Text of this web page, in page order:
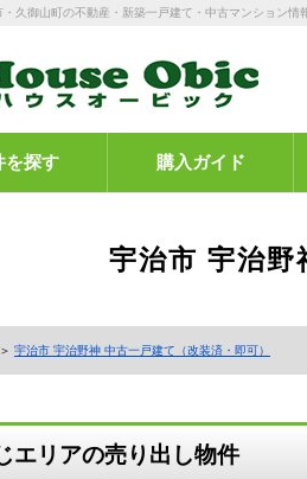
・久御山町の不動産・新築一戸建て・中古マンション情
を探す 購入ガイド
宇治市 宇治野
＞ 宇治市 宇治野神 中古一戸建て（改装済・即可）
エリアの売り出し物件